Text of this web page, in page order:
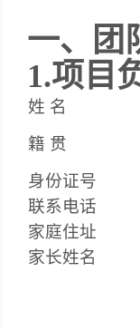
一、团
1.项目
姓 名
籍 贯
身份证号
联系电话
家庭住址
家长姓名